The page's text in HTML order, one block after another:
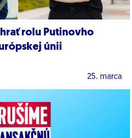
rolu Putinovho
únii
25. marca